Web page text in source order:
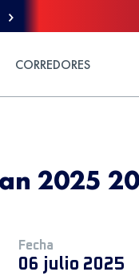
CORREDORES
2025
Fecha
06 julio 2025